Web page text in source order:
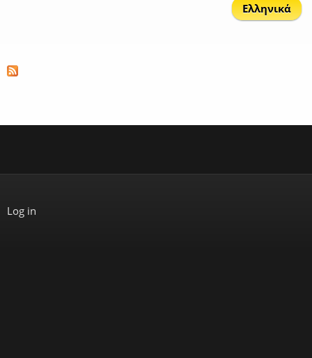
Ελληνικά
Log in